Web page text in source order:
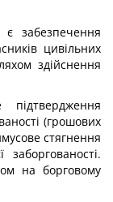
забезпечення
цивільних
здійснення
(грошових
стягнення
на борговому